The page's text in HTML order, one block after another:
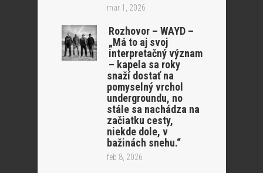
mar 1, 2026
Rozhovor – WAYD –
„Má to aj svoj
interpretačný význam
– kapela sa roky
snaží dostať na
pomyselný vrchol
undergroundu, no
stále sa nachádza na
začiatku cesty,
niekde dole, v
bažinách snehu.“
feb 8, 2026